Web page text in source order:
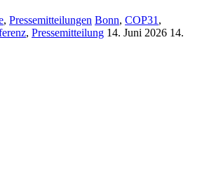
, Pressemitteilungen Bonn, COP31 ,
, Pressemitteilung 14. Juni 2026 14.